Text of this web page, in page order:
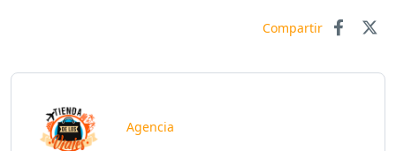
Compartir
Agencia